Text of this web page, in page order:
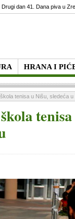
HRANA I
Drugi dan 41. Dana piva u
tenisa u Nišu, sledeća u